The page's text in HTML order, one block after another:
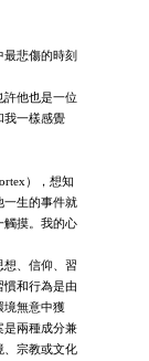
悲傷的時刻
他也是一位
我一樣感覺
），想知
一生的事件就
觸摸。我的心
、信仰、習
慣和行為是由
境無意中獲
是兩種成分兼
、宗教或文化